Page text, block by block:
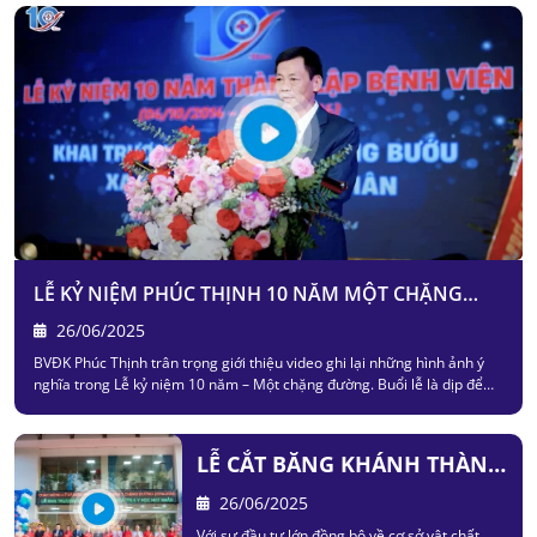
LỄ KỶ NIỆM PHÚC THỊNH 10 NĂM MỘT CHẶNG
ĐƯỜNG
26/06/2025
BVĐK Phúc Thịnh trân trọng giới thiệu video ghi lại những hình ảnh ý
nghĩa trong Lễ kỷ niệm 10 năm – Một chặng đường. Buổi lễ là dịp để
và đối tác. Những khoảnh khắc trang trọng, ấm áp và tràn đầy cảm xúc
đã khắc họa một dấu mốc quan trọng, mở ra chặng đường mới nhiều
khát vọng và thành công.
LỄ CẮT BĂNG KHÁNH THÀNH
KHOA UNG BƯỚU – XẠ TRỊ &
Y HỌC HẠT NHÂN
26/06/2025